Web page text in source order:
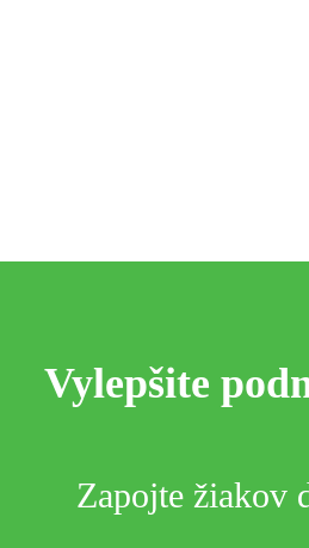
Vylepšite
Zapojte žiakov